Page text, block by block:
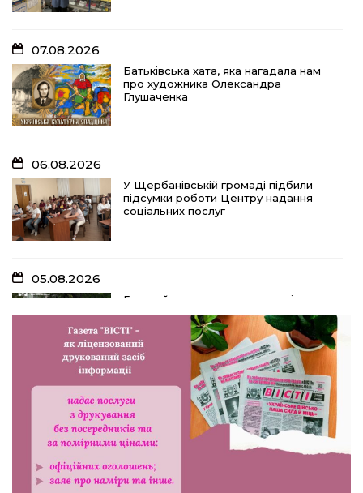
07.08.2026
Батьківська хата, яка нагадала нам
про художника Олександра
Глушаченка
06.08.2026
У Щербанівській громаді підбили
підсумки роботи Центру надання
соціальних послуг
05.08.2026
Газовий конденсат «на папері»:
директора підприємства з
Полтавщини судитимуть за ухилення
від сплати 11,5 млн грн податків
30.07.2026
Банкнота 2 000 гривень: навіщо її
вводять та коли надійде в обіг